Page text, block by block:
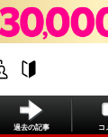
過去の記事 コ